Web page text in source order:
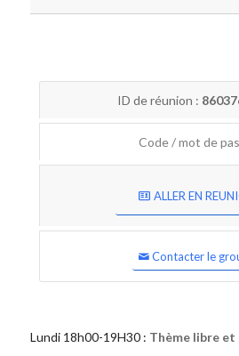
ID de réunion :
Code / mot de
ALLER EN
Contacter le
Lundi 18h00-19H30 : Thème libre et